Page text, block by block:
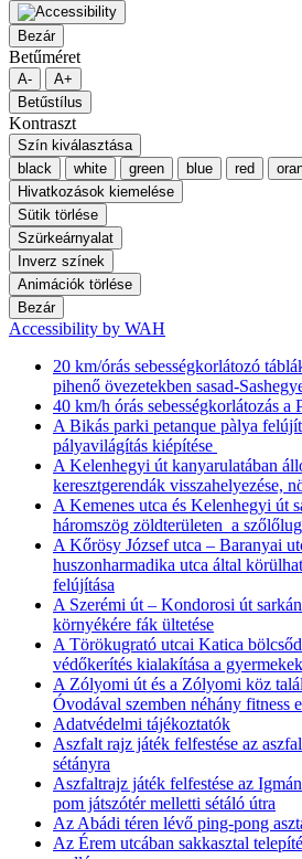
Bezár
Betűméret
A-
A+
Betűstílus
Kontraszt
Szín kiválasztása
black
white green blue red
Hivatkozások kiemelése
Sütik törlése
Szürkeárnyalat
Inverz színek
Animációk törlése
Bezár
Accessibility by WAH
20 km/órás sebességkorlátozó
pihenő övezetekben sasad-
40 km/h órás sebességkorlátozás a
A Bikás parki petanque pàlya
pályavilágítás kiépítése
A Kelenhegyi út kanyarulatában
keresztgerendák visszahelyezése,
A Kemenes utca és Kelenhegyi út
háromszög zöldterületen a
A Kőrösy József utca – Baranyai
huszonharmadika utca által
felújítása
A Szerémi út – Kondorosi út
környékére fák ültetése
A Törökugrató utcai Katica
védőkerítés kialakítása a
A Zólyomi út és a Zólyomi köz
Óvodával szemben néhány fitness
Adatvédelmi tájékoztatók
Aszfalt rajz játék felfestése az
sétányra
Aszfaltrajz játék felfestése az
pom játszótér melletti sétáló útra
Az Abádi téren lévő ping-pong
Az Érem utcában sakkasztal